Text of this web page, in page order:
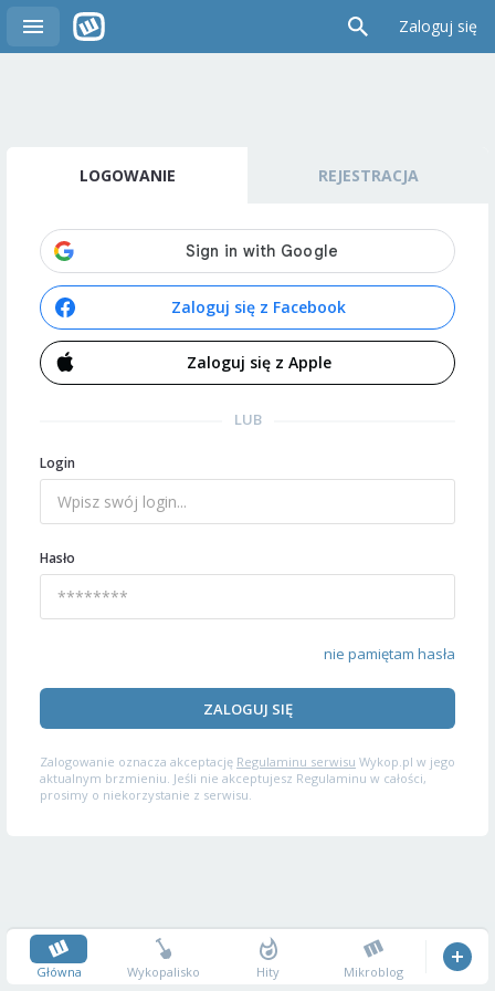
Zaloguj się
LOGOWANIE REJESTRACJA
Zaloguj się z Facebook
Zaloguj się z Apple
LUB
Login
Hasło
nie pamiętam hasła
ZALOGUJ SIĘ
Zalogowanie oznacza akceptację Regulaminu serwisu Wykop.pl w jego
aktualnym brzmieniu. Jeśli nie akceptujesz Regulaminu w całości,
prosimy o niekorzystanie z serwisu.
Główna Wykopalisko Hity Mikroblog